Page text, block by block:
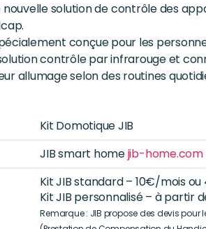
solution de contrôle des
conçue pour les
contrôle par infrarouge et
allumage selon des routines
Kit Domotique JIB
JIB smart homejib-home.com
Kit JIB standard – 10€/mois ou
Kit JIB personnalisé – à partir
Remarque : JIB propose des devis pour